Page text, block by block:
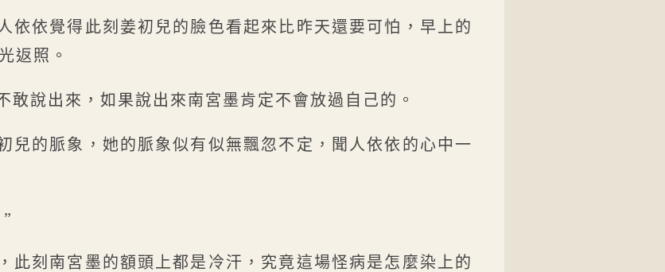
依依覺得此刻姜初兒的臉色看起來比昨天還要可怕，早上的
返照。
敢說出來，如果說出來南宮墨肯定不會放過自己的。
兒的脈象，她的脈象似有似無飄忽不定，聞人依依的心中一
此刻南宮墨的額頭上都是冷汗，究竟這場怪病是怎麼染上的